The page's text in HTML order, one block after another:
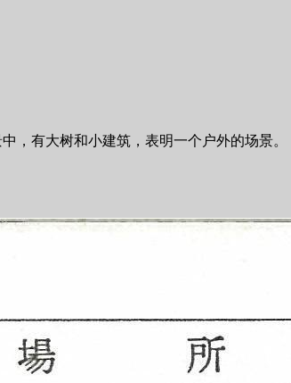
，有大树和小建筑，表明一个户外的场景。